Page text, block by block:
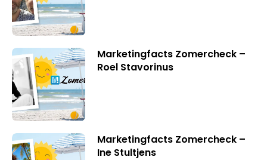
Marketingfacts Zomercheck –
Roel Stavorinus
Marketingfacts Zomercheck –
Ine Stultjens